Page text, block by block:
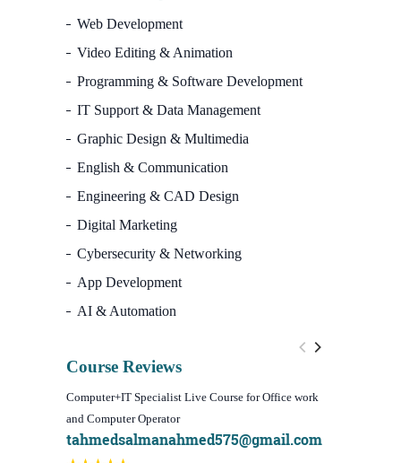
Web Development
Video Editing & Animation
Programming & Software Development
IT Support & Data Management
Graphic Design & Multimedia
English & Communication
Engineering & CAD Design
Digital Marketing
Cybersecurity & Networking
App Development
AI & Automation
Course Reviews
Computer+IT Specialist Live Course for Office work
and Computer Operator
tahmedsalmanahmed575@gmail.com